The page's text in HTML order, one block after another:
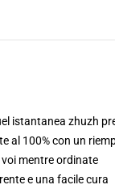
istantanea zhuzh
al 100% con un
mentre ordinate
e una facile cura